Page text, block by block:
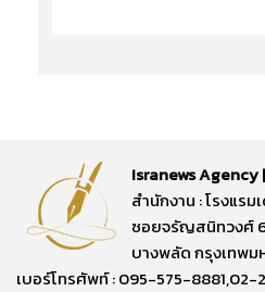
Isranews Agency
สำนักงาน : โรงแรม
ซอยจรัญสนิทวงศ์
บางพลัด กรุงเทพม
เบอร์โทรศัพท์ : 095-575-8881,02-